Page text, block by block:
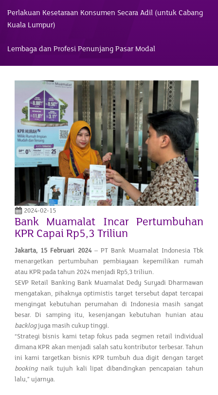
Perlakuan Kesetaraan Konsumen Secara Adil (untuk Cabang
Kuala Lumpur)
Lembaga dan Profesi Penunjang Pasar Modal
2024-02-15
Bank Muamalat Incar Pertumbuhan
KPR Capai Rp5,3 Triliun
Jakarta, 15 Februari 2024– PT Bank Muamalat Indonesia Tbk
menargetkan pertumbuhan pembiayaan kepemilikan rumah
atau KPR pada tahun 2024 menjadi Rp5,3 triliun.
SEVP Retail Banking Bank Muamalat Dedy Suryadi Dharmawan
mengatakan, pihaknya optimistis target tersebut dapat tercapai
mengingat kebutuhan perumahan di Indonesia masih sangat
besar. Di samping itu, kesenjangan kebutuhan hunian atau
backlogjuga masih cukup tinggi.
“Strategi bisnis kami tetap fokus pada segmen retail individual
dimana KPR akan menjadi salah satu kontributor terbesar. Tahun
ini kami targetkan bisnis KPR tumbuh dua digit dengan target
bookingnaik tujuh kali lipat dibandingkan pencapaian tahun
lalu,” ujarnya.